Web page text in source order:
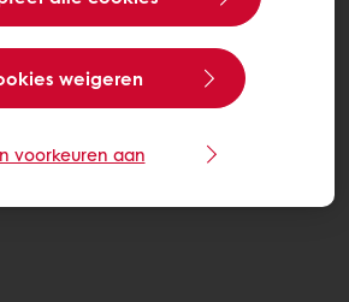
weigeren
voorkeuren aan